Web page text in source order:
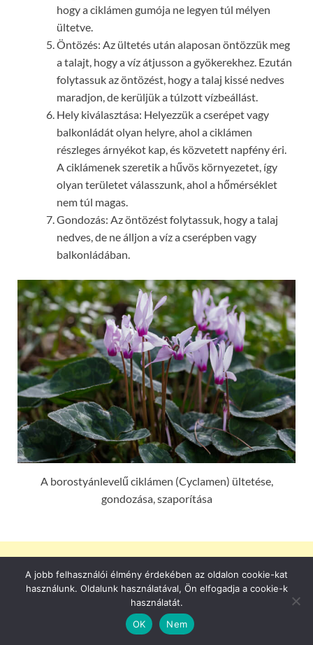
hogy a ciklámen gumója ne legyen túl mélyen
ültetve.
Öntözés: Az ültetés után alaposan öntözzük meg
a talajt, hogy a víz átjusson a gyökerekhez. Ezután
folytassuk az öntözést, hogy a talaj kissé nedves
maradjon, de kerüljük a túlzott vízbeállást.
Hely kiválasztása: Helyezzük a cserépet vagy
balkonládát olyan helyre, ahol a ciklámen
részleges árnyékot kap, és közvetett napfény éri.
A ciklámenek szeretik a hűvös környezetet, így
olyan területet válasszunk, ahol a hőmérséklet
nem túl magas.
Gondozás: Az öntözést folytassuk, hogy a talaj
nedves, de ne álljon a víz a cserépben vagy
balkonládában.
A borostyánlevelű ciklámen (Cyclamen) ültetése,
gondozása, szaporítása
A jobb felhasználói élmény érdekében az oldalon cookie-kat
használunk. Oldalunk használatával, Ön elfogadja a cookie-k
használatát.
OK
Nem